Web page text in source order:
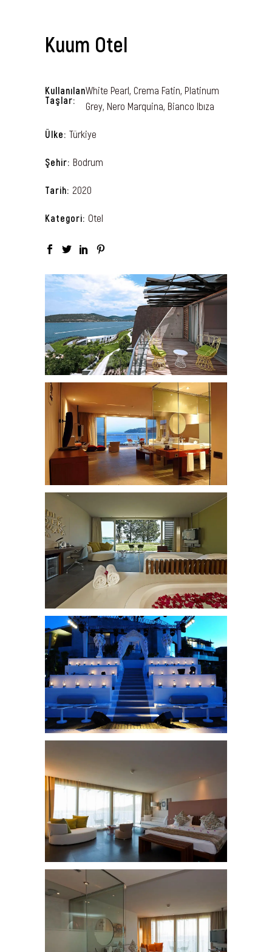
Kuum Otel
Kullanılan
Taşlar
White Pearl, Crema Fatin, Platinum
Grey, Nero Marquina, Bianco Ibıza
Ülke Türkiye
Şehir Bodrum
Tarih 2020
Kategori Otel